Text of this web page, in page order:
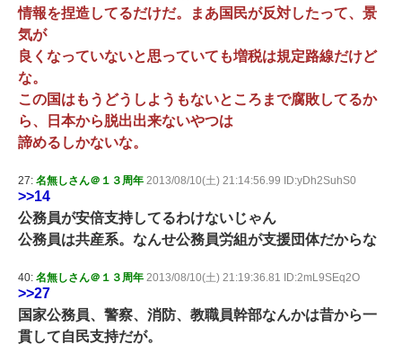
情報を捏造してるだけだ。まあ国民が反対したって、景
気が
良くなっていないと思っていても増税は規定路線だけど
な。
この国はもうどうしようもないところまで腐敗してるか
ら、日本から脱出出来ないやつは
諦めるしかないな。
27: 名無しさん＠１３周年 2013/08/10(土) 21:14:56.99 ID:yDh2SuhS0
>>14
公務員が安倍支持してるわけないじゃん
公務員は共産系。なんせ公務員労組が支援団体だからな
40: 名無しさん＠１３周年 2013/08/10(土) 21:19:36.81 ID:2mL9SEq2O
>>27
国家公務員、警察、消防、教職員幹部なんかは昔から一
貫して自民支持だが。